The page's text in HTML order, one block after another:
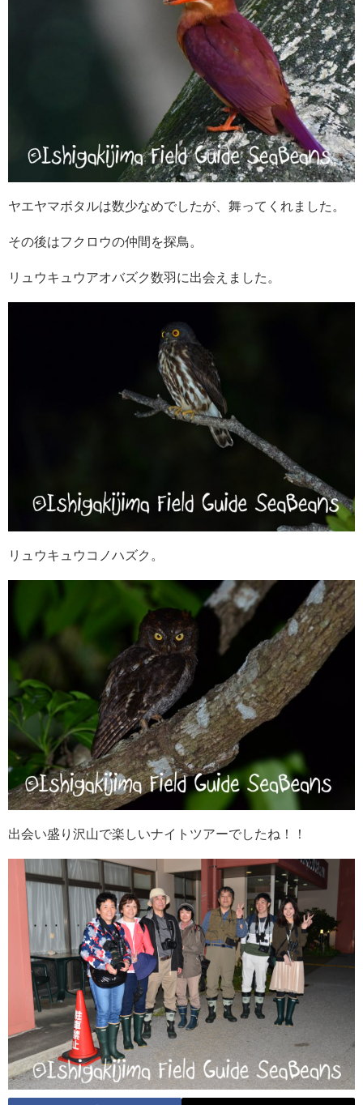
ヤエヤマボタルは数少なめでしたが、舞ってくれました。
その後はフクロウの仲間を探鳥。
リュウキュウアオバズク数羽に出会えました。
リュウキュウコノハズク。
出会い盛り沢山で楽しいナイトツアーでしたね！！